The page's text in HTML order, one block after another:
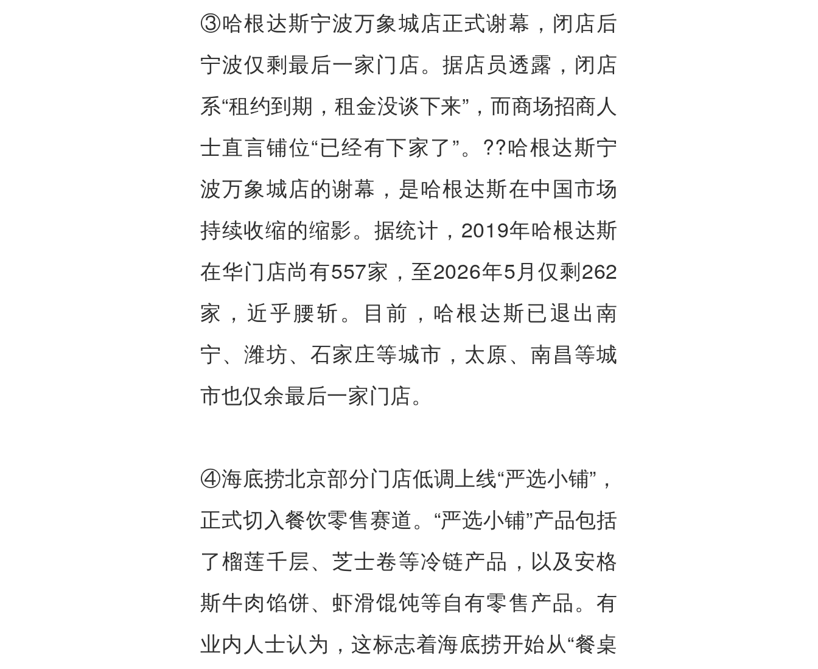
③哈根达斯宁波万象城店正式谢幕，闭店后
宁波仅剩最后一家门店。据店员透露，闭店
系“租约到期，租金没谈下来”，而商场招商人
士直言铺位“已经有下家了”。??哈根达斯宁
波万象城店的谢幕，是哈根达斯在中国市场
持续收缩的缩影。据统计，2019年哈根达斯
在华门店尚有557家，至2026年5月仅剩262
家，近乎腰斩。目前，哈根达斯已退出南
宁、潍坊、石家庄等城市，太原、南昌等城
市也仅余最后一家门店。
④海底捞北京部分门店低调上线“严选小铺”，
正式切入餐饮零售赛道。“严选小铺”产品包括
了榴莲千层、芝士卷等冷链产品，以及安格
斯牛肉馅饼、虾滑馄饨等自有零售产品。有
业内人士认为，这标志着海底捞开始从“餐桌